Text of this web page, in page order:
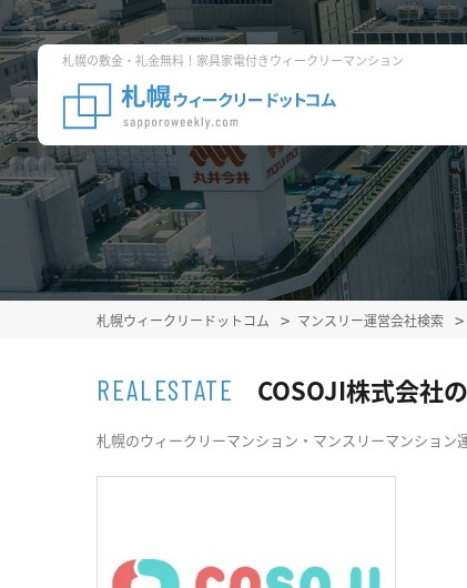
札幌の敷金・礼金無料！家具家電付きウィークリーマンション
札幌ウィークリードットコム マンスリー運営会社検索
REALESTATE COSOJI株式会社
札幌のウィークリーマンション・マンスリーマンショ